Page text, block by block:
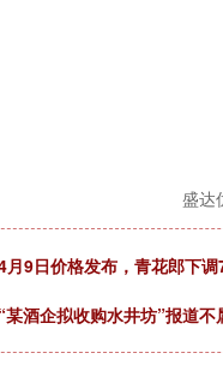
盛达
9日价格发布，青花郎下
酒企拟收购水井坊”报道不